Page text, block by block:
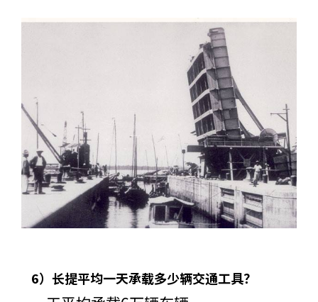
6）长提平均一天承载多少辆交通工具？